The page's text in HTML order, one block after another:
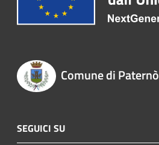
Comune di Paternò
SEGUICI SU